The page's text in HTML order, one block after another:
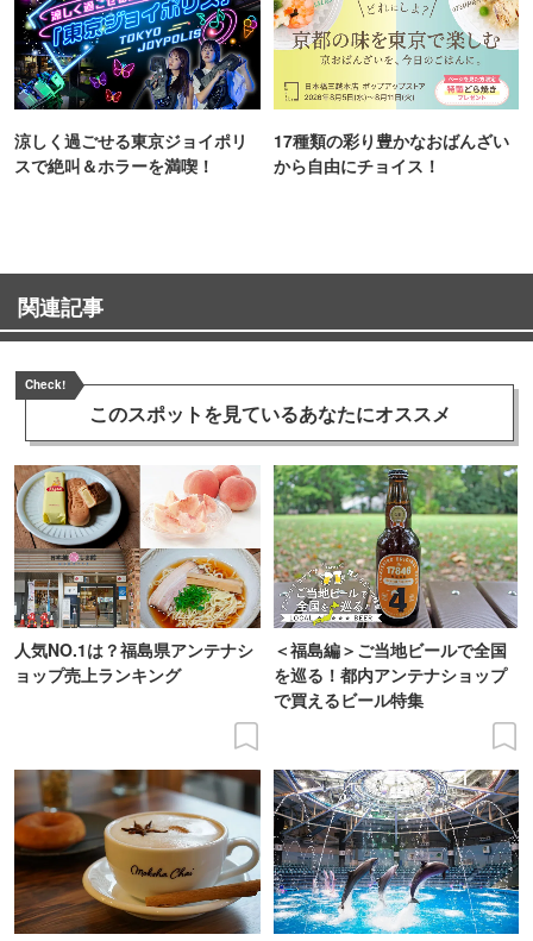
涼しく過ごせる東京ジョイポリ
スで絶叫＆ホラーを満喫！
17種類の彩り豊かなおばんざい
から自由にチョイス！
関連記事
Check!
このスポットを見ているあなたにオススメ
人気NO.1は？福島県アンテナシ
ョップ売上ランキング
＜福島編＞ご当地ビールで全国
を巡る！都内アンテナショップ
で買えるビール特集